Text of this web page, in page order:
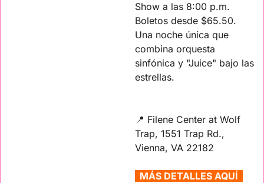
Show a las 8:00 p.m.
Boletos desde $65.50.
Una noche única que
combina orquesta
sinfónica y "Juice" bajo las
estrellas.
📍 Filene Center at Wolf
Trap, 1551 Trap Rd.,
Vienna, VA 22182
  MÁS DETALLES AQUÍ